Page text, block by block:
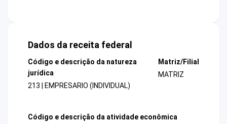
Dados da receita federal
Código e descrição da natureza
jurídica
213 | EMPRESARIO (INDIVIDUAL)
Matriz/Filial
MATRIZ
Código e descrição da atividade econômica